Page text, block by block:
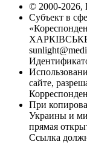
© 2000-2026,
Субъект в
ХАРКІВСЬКЕ
сайте,
При
Украины и
прямая
Ссылка